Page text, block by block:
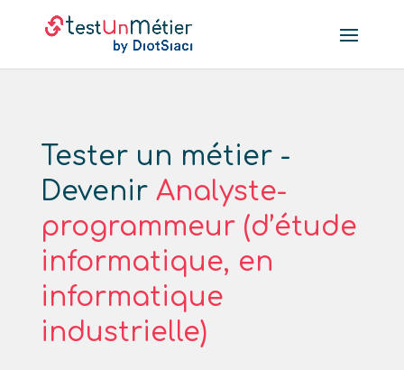
Tester un métier -
Devenir Analyste-
programmeur (d’étude
informatique, en
informatique
industrielle)